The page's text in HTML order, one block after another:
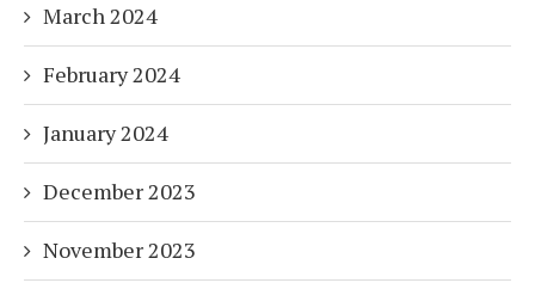
March 2024
February 2024
January 2024
December 2023
November 2023